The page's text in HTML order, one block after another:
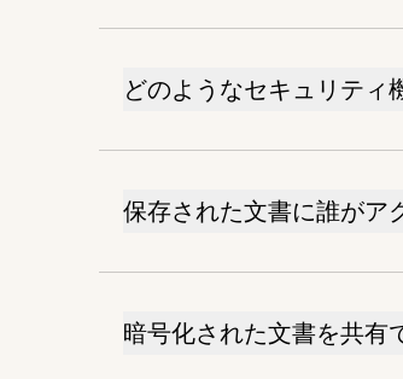
どのようなセキュリティ
保存された文書に誰がア
暗号化された文書を共有